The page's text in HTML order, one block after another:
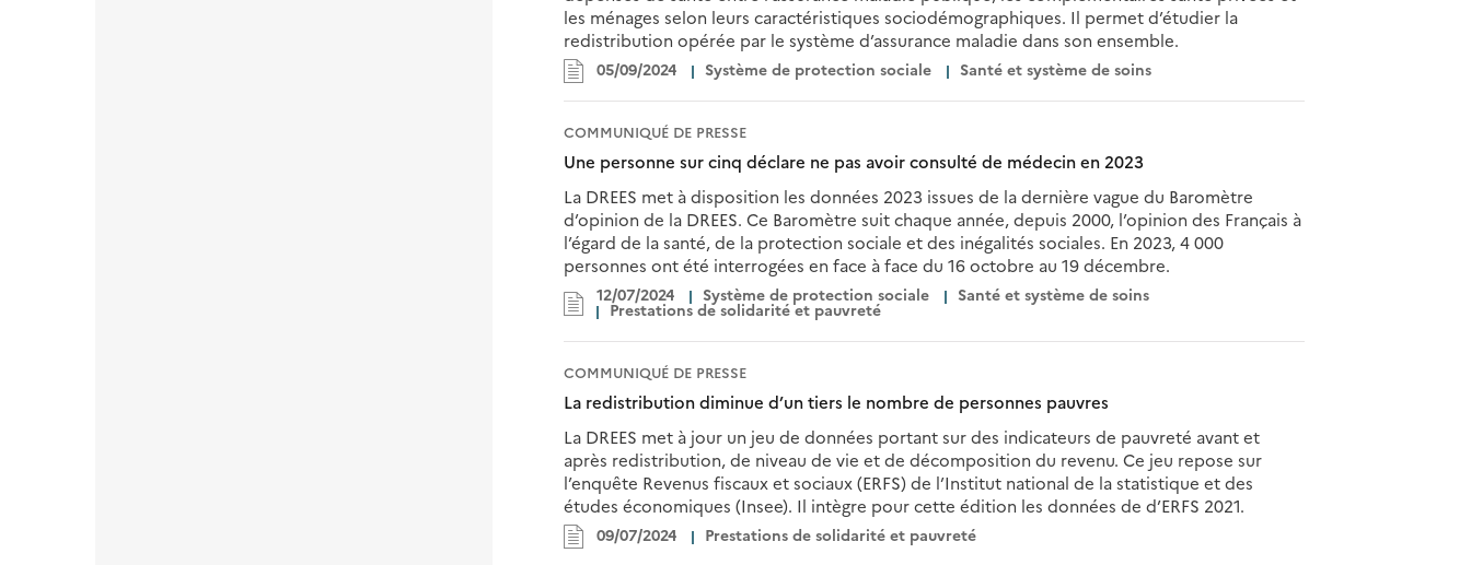
les ménages selon leurs caractéristiques sociodémographiques. Il permet d’étudier la
redistribution opérée par le système d’assurance maladie dans son ensemble.
05/09/2024 Système de protection sociale Santé et système de soins
COMMUNIQUÉ DE PRESSE
Une personne sur cinq déclare ne pas avoir consulté de médecin en 2023
La DREES met à disposition les données 2023 issues de la dernière vague du Baromètre
d’opinion de la DREES. Ce Baromètre suit chaque année, depuis 2000, l’opinion des Français à
l’égard de la santé, de la protection sociale et des inégalités sociales. En 2023, 4 000
personnes ont été interrogées en face à face du 16 octobre au 19 décembre.
12/07/2024 Système de protection sociale Santé et système de soins
Prestations de solidarité et pauvreté
COMMUNIQUÉ DE PRESSE
La redistribution diminue d’un tiers le nombre de personnes pauvres
La DREES met à jour un jeu de données portant sur des indicateurs de pauvreté avant et
après redistribution, de niveau de vie et de décomposition du revenu. Ce jeu repose sur
l’enquête Revenus fiscaux et sociaux (ERFS) de l’Institut national de la statistique et des
études économiques (Insee). Il intègre pour cette édition les données de d’ERFS 2021.
09/07/2024 Prestations de solidarité et pauvreté